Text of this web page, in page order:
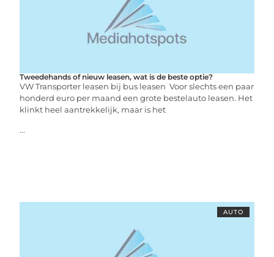
Tweedehands of nieuw leasen, wat is de beste optie?
VW Transporter leasen bij bus leasen Voor slechts een paar
honderd euro per maand een grote bestelauto leasen. Het
klinkt heel aantrekkelijk, maar is het
...
AUTO